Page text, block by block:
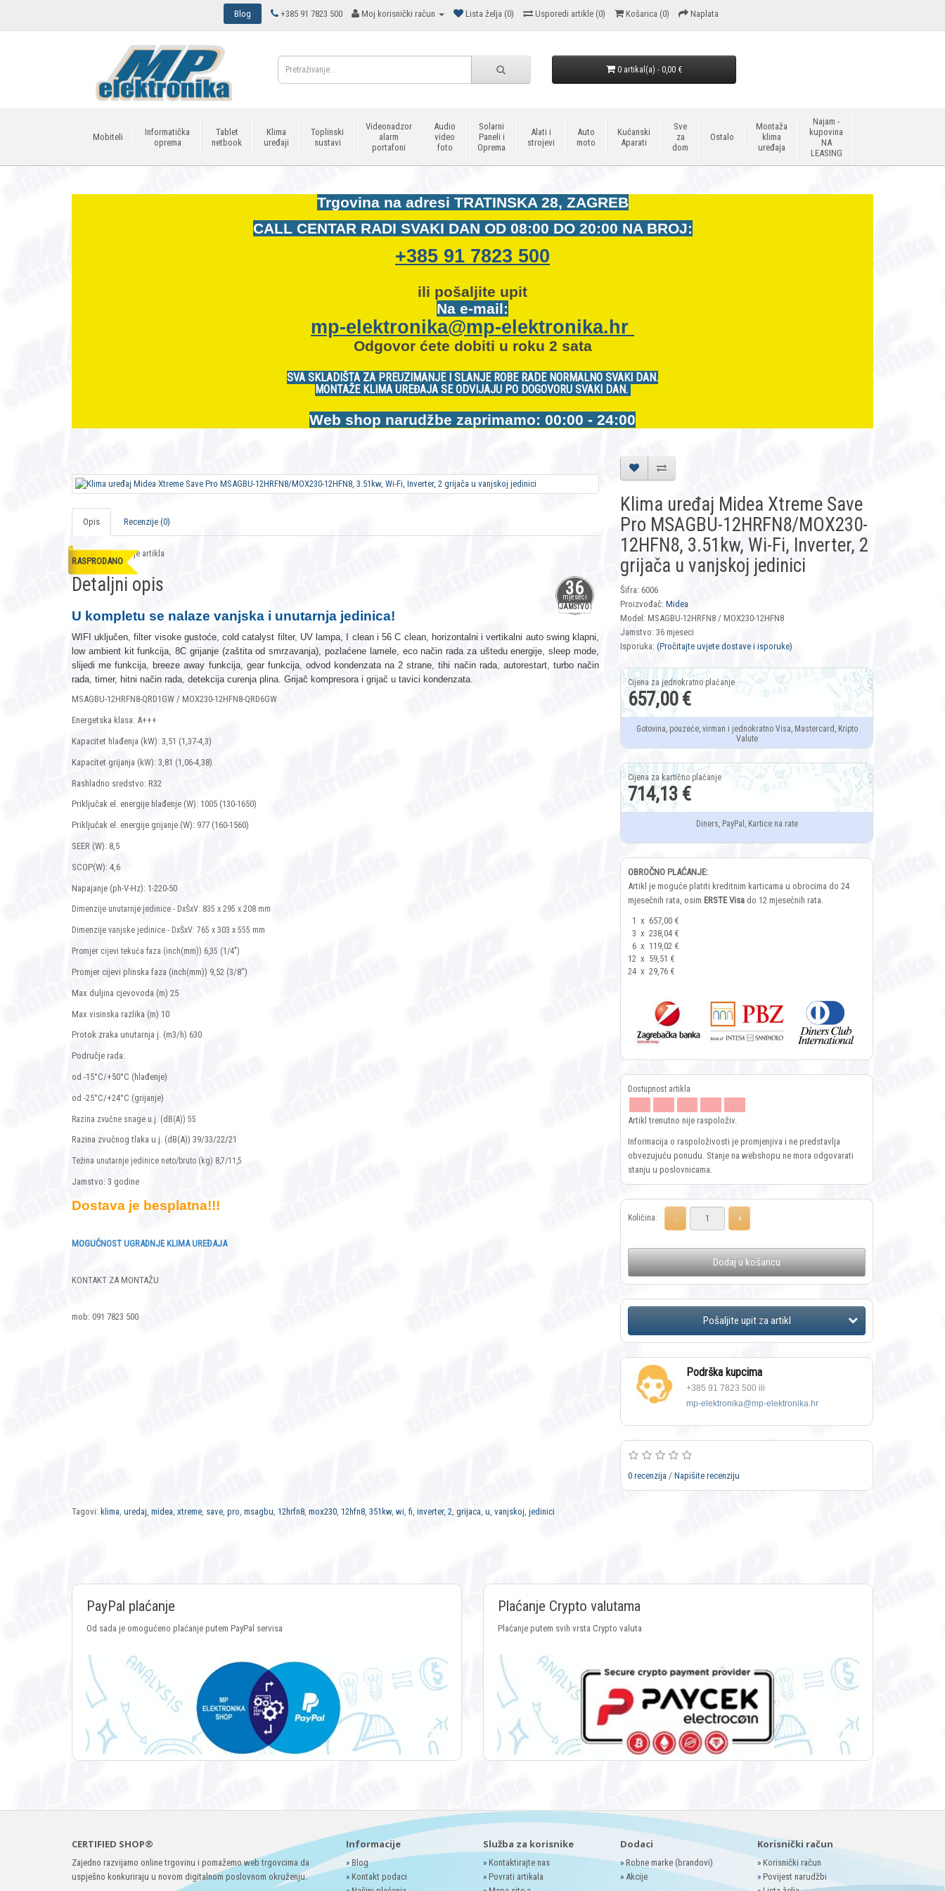
Blog +385 91 7823 500 Moj korisnički račun Lista želja (0) Usporedi artikle (0) Košarica (0) Naplata
0 artikal(a) - 0,00 €
Mobiteli
Informatička
oprema
Tablet
netbook
Klima
uređaji
Toplinski
sustavi
Videonadzor
alarm
portafoni
Audio
video
foto
Solarni
Paneli i
Oprema
Alati i
strojevi
Auto
moto
Kućanski
Aparati
Sve
za
dom
Ostalo
Montaža
klima
uređaja
Najam -
kupovina
NA
LEASING
Trgovina na adresi TRATINSKA 28, ZAGREB
CALL CENTAR RADI SVAKI DAN OD 08:00 DO 20:00 NA BROJ:
+385 91 7823 500
ili pošaljite upit
Na e-mail:
mp-elektronika@mp-elektronika.hr
Odgovor ćete dobiti u roku 2 sata
SVA SKLADIŠTA ZA PREUZIMANJE I SLANJE ROBE RADE NORMALNO SVAKI DAN.
MONTAŽE KLIMA UREĐAJA SE ODVIJAJU PO DOGOVORU SVAKI DAN.
Web shop narudžbe zaprimamo: 00:00 - 24:00
36
mjeseci
JAMSTVO
RASPRODANO
Opis Recenzije (0)
Opis i specifikacije artikla
Detaljni opis
U kompletu se nalaze vanjska i unutarnja jedinica!
WIFI uključen, filter visoke gustoće, cold catalyst filter, UV lampa, I clean i 56 C clean, horizontalni i vertikalni auto swing klapni,
low ambient kit funkcija, 8C grijanje (zaštita od smrzavanja), pozlaćene lamele, eco način rada za uštedu energije, sleep mode,
slijedi me funkcija, breeze away funkcija, gear funkcija, odvod kondenzata na 2 strane, tihi način rada, autorestart, turbo način
rada, timer, hitni način rada, detekcija curenja plina. Grijač kompresora i grijač u tavici kondenzata.
MSAGBU-12HRFN8-QRD1GW / MOX230-12HFN8-QRD6GW
Energetska klasa: A+++
Kapacitet hlađenja (kW): 3,51 (1,37-4,3)
Kapacitet grijanja (kW): 3,81 (1,06-4,38)
Rashladno sredstvo: R32
Priključak el. energije hlađenje (W): 1005 (130-1650)
Priključak el. energije grijanje (W): 977 (160-1560)
SEER (W): 8,5
SCOP(W): 4,6
Napajanje (ph-V-Hz): 1-220-50
Dimenzije unutarnje jedinice - DxŠxV: 835 x 295 x 208 mm
Dimenzije vanjske jedinice - DxŠxV: 765 x 303 x 555 mm
Promjer cijevi tekuća faza (inch(mm)) 6,35 (1/4")
Promjer cijevi plinska faza (inch(mm)) 9,52 (3/8")
Max duljina cjevovoda (m) 25
Max visinska razlika (m) 10
Protok zraka unutarnja j. (m3/h) 630
Područje rada:
od -15°C/+50°C (hlađenje)
od -25°C/+24°C (grijanje)
Razina zvučne snage u.j. (dB(A)) 55
Razina zvučnog tlaka u.j. (dB(A)) 39/33/22/21
Težina unutarnje jedinice neto/bruto (kg) 8,7/11,5
Jamstvo: 3 godine
Dostava je besplatna!!!
MOGUĆNOST UGRADNJE KLIMA UREĐAJA
KONTAKT ZA MONTAŽU
mob: 091 7823 500
Klima uređaj Midea Xtreme Save
Pro MSAGBU-12HRFN8/MOX230-
12HFN8, 3.51kw, Wi-Fi, Inverter, 2
grijača u vanjskoj jedinici
Šifra: 6006
Proizvođač: Midea
Model: MSAGBU-12HRFN8 / MOX230-12HFN8
Jamstvo: 36 mjeseci
Isporuka: (Pročitajte uvjete dostave i isporuke)
657,00 €
Gotovina, pouzeće, virman i jednokratno Visa, Mastercard, Kripto
Valute
714,13 €
Diners, PayPal, Kartice na rate
OBROČNO PLAĆANJE:
Artikl je moguće platiti kreditnim karticama u obrocima do 24
mjesečnih rata, osim ERSTE Visa do 12 mjesečnih rata.
1 x 657,00 €
3 x 238,04 €
6 x 119,02 €
12 x 59,51 €
24 x 29,76 €
Artikl trenutno nije raspoloživ.
Informacija o raspoloživosti je promjenjiva i ne predstavlja
obvezujuću ponudu. Stanje na webshopu ne mora odgovarati
stanju u poslovnicama.
Količina:
Dodaj u košaricu
Podrška kupcima
+385 91 7823 500 ili
mp-elektronika@mp-elektronika.hr
0 recenzija / Napišite recenziju
Tagovi: klima, uredaj, midea, xtreme, save, pro, msagbu, 12hrfn8, mox230, 12hfn8, 351kw, wi, fi, inverter, 2, grijaca, u, vanjskoj, jedinici
PayPal plaćanje
Od sada je omogućeno plaćanje putem PayPal servisa
Plaćanje Crypto valutama
Plaćanje putem svih vrsta Crypto valuta
CERTIFIED SHOP®
Zajedno razvijamo online trgovinu i pomažemo web trgovcima da
uspješno konkuriraju u novom digitalnom poslovnom okruženju.
Informacije
» Blog
» Kontakt podaci
Služba za korisnike
» Kontaktirajte nas
» Povrati artikala
Dodaci
»Robne marke (brandovi)
» Akcije
Korisnički račun
» Korisnički račun
» Povijest narudžbi